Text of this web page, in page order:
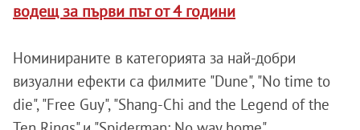
водещ за първи път от 4 години
Номинираните в категорията за най-добри
визуални ефекти са филмите "Dune", "No time to
die", "Free Guy", "Shang-Chi and the Legend of the